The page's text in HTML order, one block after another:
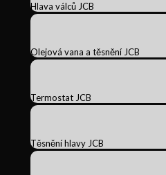
Hlava válců JCB
Olejová vana a těsnění JCB
Termostat JCB
Těsnění hlavy JCB